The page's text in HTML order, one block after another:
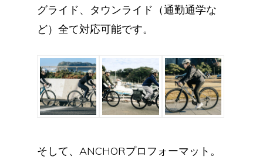
グライド、タウンライド（通勤通学な
ど）全て対応可能です。
そして、ANCHORプロフォーマット。